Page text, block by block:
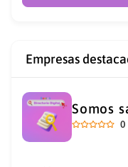
Empresas
Somos
0